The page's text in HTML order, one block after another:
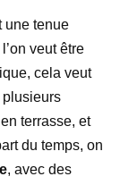
une tenue
veut être
cela veut
plusieurs
terrasse, et
du temps, on
, avec des